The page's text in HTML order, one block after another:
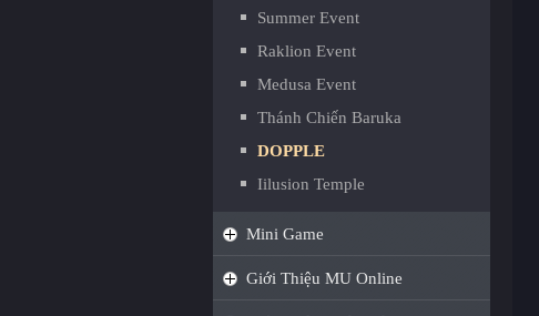
Summer Event
Raklion Event
Medusa Event
Thánh Chiến Baruka
DOPPLE
Iilusion Temple
Mini Game
Giới Thiệu MU Online